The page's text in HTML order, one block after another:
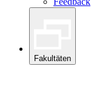
Fakultäten